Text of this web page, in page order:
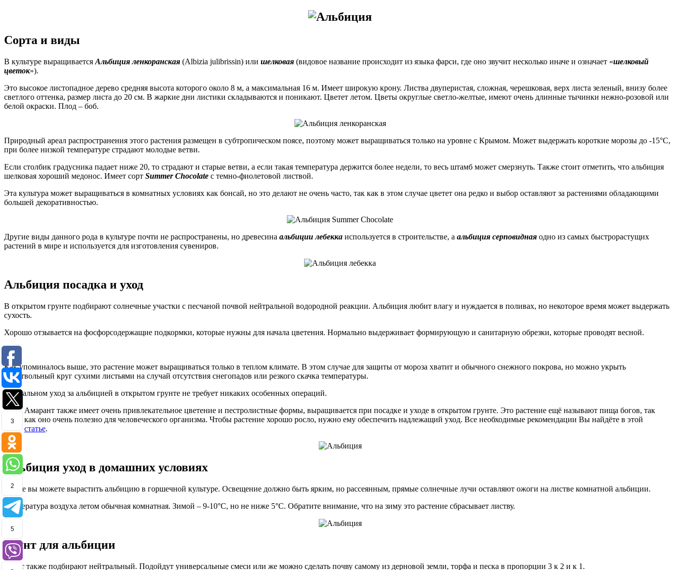
Сорта и виды
В культуре выращивается Альбиция ленкоранская (Albizia julibrissin) или шелковая (видовое название происходит из языка фарси, где оно звучит несколько иначе и означает «шелковый
цветок»).
Это высокое листопадное дерево средняя высота которого около 8 м, а максимальная 16 м. Имеет широкую крону. Листва двуперистая, сложная, черешковая, верх листа зеленый, внизу более
светлого оттенка, размер листа до 20 см. В жаркие дни листики складываются и поникают. Цветет летом. Цветы округлые светло-желтые, имеют очень длинные тычинки нежно-розовой или
белой окраски. Плод – боб.
Природный ареал распространения этого растения размещен в субтропическом поясе, поэтому может выращиваться только на уровне с Крымом. Может выдержать короткие морозы до -15°С,
при более низкой температуре страдают молодые ветви.
Если столбик градусника падает ниже 20, то страдают и старые ветви, а если такая температура держится более недели, то весь штамб может смерзнуть. Также стоит отметить, что альбиция
шелковая хороший медонос. Имеет сорт Summer Chocolate с темно-фиолетовой листвой.
Эта культура может выращиваться в комнатных условиях как бонсай, но это делают не очень часто, так как в этом случае цветет она редко и выбор оставляют за растениями обладающими
большей декоративностью.
Другие виды данного рода в культуре почти не распространены, но древесина альбиции лебекка используется в строительстве, а альбиция серповидная одно из самых быстрорастущих
растений в мире и используется для изготовления сувениров.
Альбиция посадка и уход
В открытом грунте подбирают солнечные участки с песчаной почвой нейтральной водородной реакции. Альбиция любит влагу и нуждается в поливах, но некоторое время может выдержать
сухость.
Хорошо отзывается на фосфорсодержащие подкормки, которые нужны для начала цветения. Нормально выдерживает формирующую и санитарную обрезки, которые проводят весной.
Как упоминалось выше, это растение может выращиваться только в теплом климате. В этом случае для защиты от мороза хватит и обычного снежного покрова, но можно укрыть
приствольный круг сухими листьями на случай отсутствия снегопадов или резкого скачка температуры.
В остальном уход за альбицией в открытом грунте не требует никаких особенных операций.
Амарант также имеет очень привлекательное цветение и пестролистные формы, выращивается при посадке и уходе в открытом грунте. Это растение ещё называют пища богов, так
как оно очень полезно для человеческого организма. Чтобы растение хорошо росло, нужно ему обеспечить надлежащий уход. Все необходимые рекомендации Вы найдёте в этой
статье.
Альбиция уход в домашних условиях
Также вы можете вырастить альбицию в горшечной культуре. Освещение должно быть ярким, но рассеянным, прямые солнечные лучи оставляют ожоги на листве комнатной альбиции.
Температура воздуха летом обычная комнатная. Зимой – 9-10°С, но не ниже 5°С. Обратите внимание, что на зиму это растение сбрасывает листву.
Грунт для альбиции
Грунт также подбирают нейтральный. Подойдут универсальные смеси или же можно сделать почву самому из дерновой земли, торфа и песка в пропорции 3 к 2 и к 1.
3
2
5